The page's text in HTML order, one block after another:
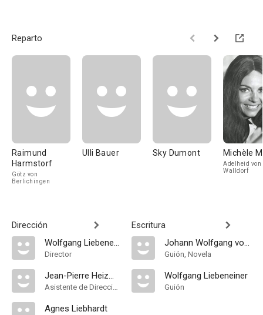
Reparto
Raimund
Harmstorf
Götz von
Berlichingen
Ulli Bauer Sky Dumont Michèle
Adelheid von
Walldorf
Dirección
Wolfgang Liebeneiner
Director
Jean-Pierre Heizmann
Asistente de Dirección
Agnes Liebhardt
Escritura
Johann Wolfgang von Goethe
Guión, Novela
Wolfgang Liebeneiner
Guión